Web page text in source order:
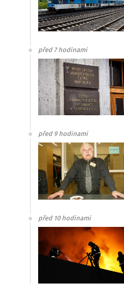
před 7 hodinami
před 9 hodinami
před 10 hodinami